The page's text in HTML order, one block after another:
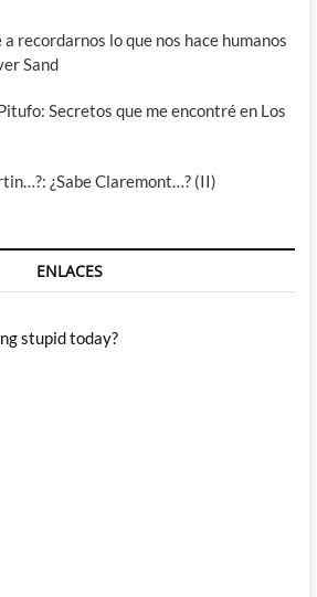
recordarnos lo que nos hace humanos
Sand
Secretos que me encontré en Los
¿Sabe Claremont…? (II)
ENLACES
stupid today?